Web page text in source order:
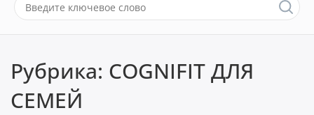
Рубрика: COGNIFIT ДЛЯ
СЕМЕЙ